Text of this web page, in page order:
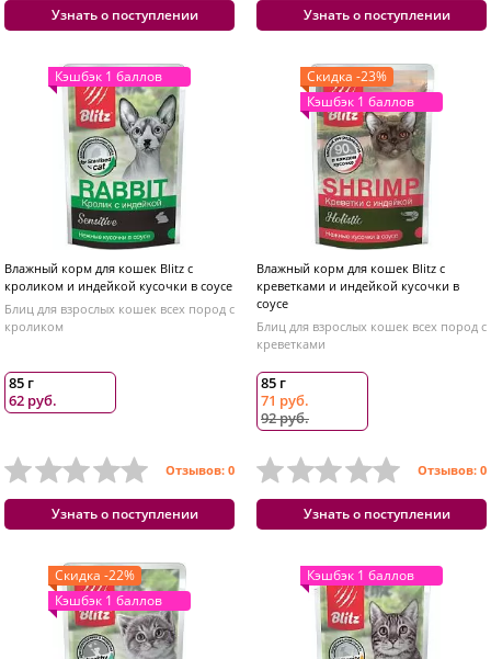
Узнать о поступлении Узнать о поступлении
Кэшбэк 1 баллов
Влажный корм для кошек Blitz с
кроликом и индейкой кусочки в соусе
Блиц для взрослых кошек всех пород с
кроликом
85 г
62 руб.
Отзывов: 0
Узнать о поступлении
Скидка -23%
Кэшбэк 1 баллов
Влажный корм для кошек Blitz с
креветками и индейкой кусочки в
соусе
Блиц для взрослых кошек всех пород с
креветками
85 г
71 руб.
92 руб.
Отзывов: 0
Узнать о поступлении
Скидка -22%
Кэшбэк 1 баллов
Кэшбэк 1 баллов